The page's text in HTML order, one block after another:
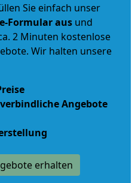
Sie einfach unser
Formular aus und
2 Minuten kostenlose
Wir halten unsere
Angebote
erhalten